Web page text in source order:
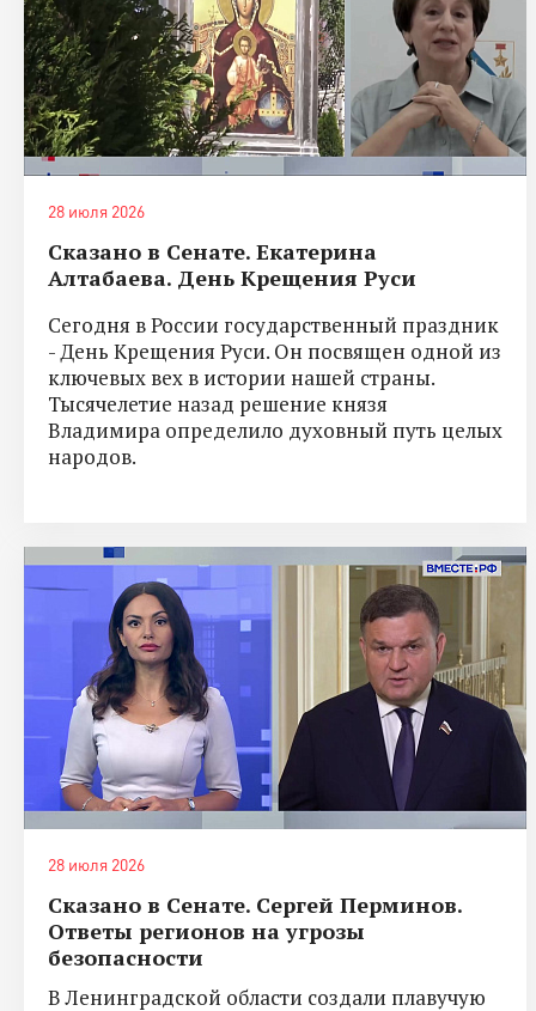
28 июля 2026
Сказано в Сенате. Екатерина
Алтабаева. День Крещения Руси
Сегодня в России государственный праздник
- День Крещения Руси. Он посвящен одной из
ключевых вех в истории нашей страны.
Тысячелетие назад решение князя
Владимира определило духовный путь целых
народов.
28 июля 2026
Сказано в Сенате. Сергей Перминов.
Ответы регионов на угрозы
безопасности
В Ленинградской области создали плавучую